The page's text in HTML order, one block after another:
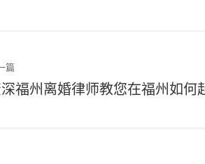
篇
福州离婚律师教您在福州如何